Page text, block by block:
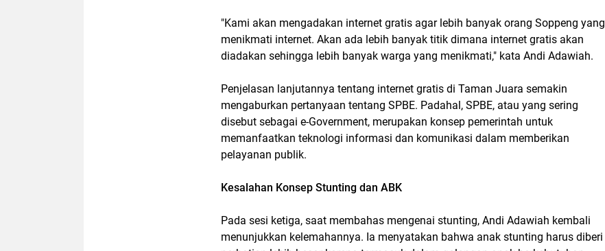
"Kami akan mengadakan internet gratis agar lebih banyak orang Soppeng yang
menikmati internet. Akan ada lebih banyak titik dimana internet gratis akan
diadakan sehingga lebih banyak warga yang menikmati," kata Andi Adawiah.
Penjelasan lanjutannya tentang internet gratis di Taman Juara semakin
mengaburkan pertanyaan tentang SPBE. Padahal, SPBE, atau yang sering
disebut sebagai e-Government, merupakan konsep pemerintah untuk
memanfaatkan teknologi informasi dan komunikasi dalam memberikan
pelayanan publik.
Kesalahan Konsep Stunting dan ABK
Pada sesi ketiga, saat membahas mengenai stunting, Andi Adawiah kembali
menunjukkan kelemahannya. Ia menyatakan bahwa anak stunting harus diberi